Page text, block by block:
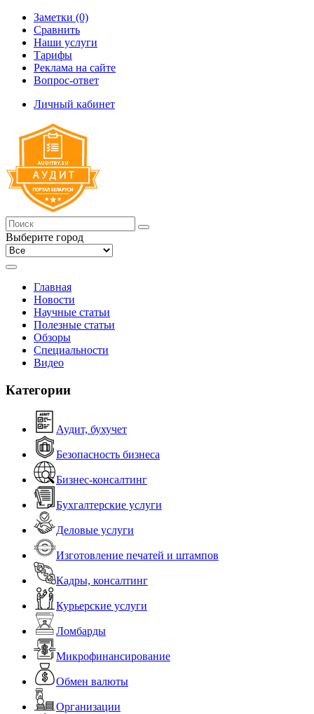
Заметки (0)
Сравнить
Наши услуги
Тарифы
Реклама на сайте
Вопрос-ответ
Личный кабинет
Выберите город
Главная
Новости
Научные статьи
Полезные статьи
Обзоры
Специальности
Видео
Категории
Аудит, бухучет
Безопасность бизнеса
Бизнес-консалтинг
Бухгалтерские услуги
Деловые услуги
Изготовление печатей и штампов
Кадры, консалтинг
Курьерские услуги
Ломбарды
Микрофинансирование
Обмен валюты
Организации